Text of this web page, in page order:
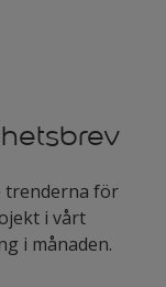
trenderna för
i vårt
i månaden.